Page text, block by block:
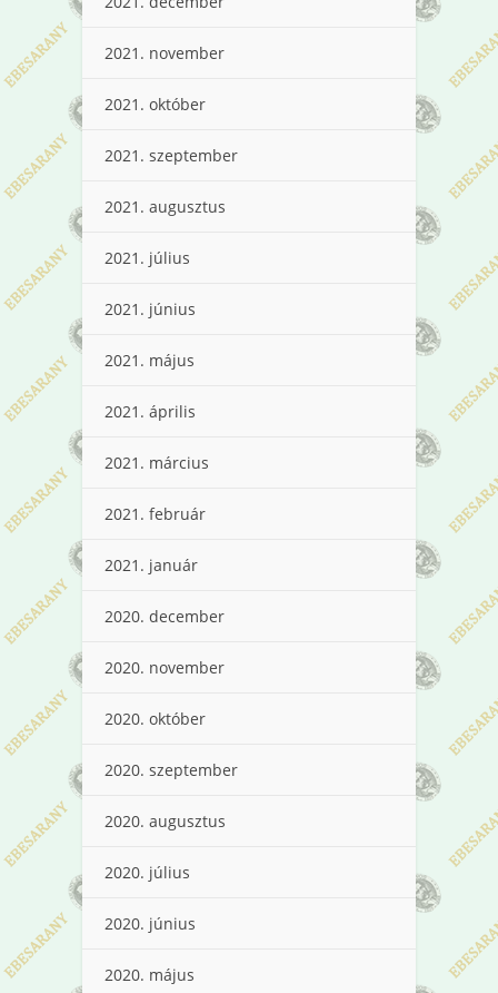
2021. november
2021. október
2021. szeptember
2021. augusztus
2021. július
2021. június
2021. május
2021. április
2021. március
2021. február
2021. január
2020. december
2020. november
2020. október
2020. szeptember
2020. augusztus
2020. július
2020. június
2020. május